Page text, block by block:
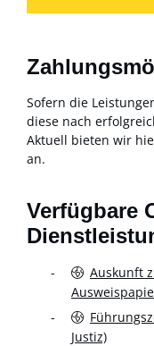
Sofern die
diese nach
Aktuell bieten wir
an.
Verfügbare
Auskunft
Justiz)